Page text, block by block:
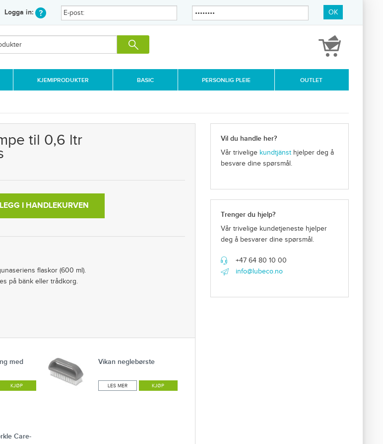
Logga in: OK
KJEMIPRODUKTER BASIC PERSONLIG PLEIE OUTLET
til 0,6 ltr
LEGG I HANDLEKURVEN
flaskor (600 ml).
på bänk eller trådkorg.
med
KJØP
Vikan neglebørste
LES MER KJØP
Care-
Vil du handle her?
Vår trivelige kundtjänst hjelper deg å
besvare dine spørsmål.
Trenger du hjelp?
Vår trivelige kundetjeneste hjelper
deg å besvarer dine spørsmål.
+47 64 80 10 00
info@lubeco.no